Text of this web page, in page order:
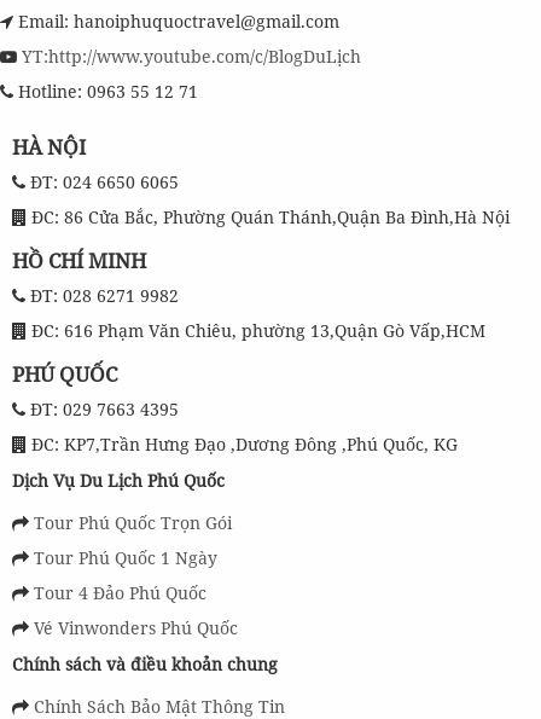
Email: hanoiphuquoctravel@gmail.com
YT:http://www.youtube.com/c/BlogDuLịch
Hotline: 0963 55 12 71
HÀ NỘI
ĐT: 024 6650 6065
ĐC: 86 Cửa Bắc, Phường Quán Thánh,Quận Ba Đình,Hà Nội
HỒ CHÍ MINH
ĐT: 028 6271 9982
ĐC: 616 Phạm Văn Chiêu, phường 13,Quận Gò Vấp,HCM
PHÚ QUỐC
ĐT: 029 7663 4395
ĐC: KP7,Trần Hưng Đạo ,Dương Đông ,Phú Quốc, KG
Dịch Vụ Du Lịch Phú Quốc
Tour Phú Quốc Trọn Gói
Tour Phú Quốc 1 Ngày
Tour 4 Đảo Phú Quốc
Vé Vinwonders Phú Quốc
Chính sách và điều khoản chung
Chính Sách Bảo Mật Thông Tin